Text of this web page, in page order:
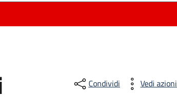
Condividi Vedi azioni